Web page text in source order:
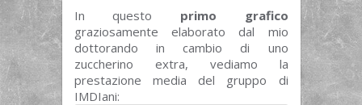
In questo primo grafico
graziosamente elaborato dal mio
dottorando in cambio di uno
zuccherino extra, vediamo la
prestazione media del gruppo di
IMDIani: